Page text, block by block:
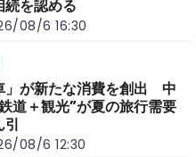
続を認める
08/6 16:30
」が新たな消費を創出 中
道＋観光”が夏の旅行需要
08/6 12:30